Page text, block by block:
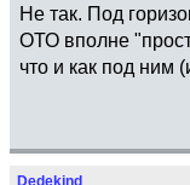
Не так. Под
ОТО вполне
что и как под ним
Dedekind